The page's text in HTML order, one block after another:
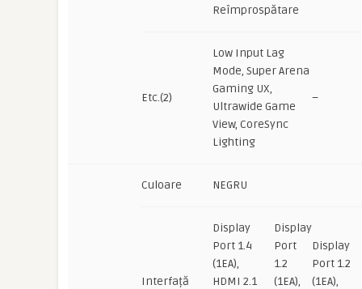
Reîmprospătare
Etc.(2)
Low Input Lag
Mode, Super Arena
Gaming UX,
Ultrawide Game
View, CoreSync
Lighting
–
Culoare NEGRU
Interfață
Display
Port 1.4
(1EA),
HDMI 2.1
Display
Port
1.2
(1EA),
Display
Port 1.2
(1EA),